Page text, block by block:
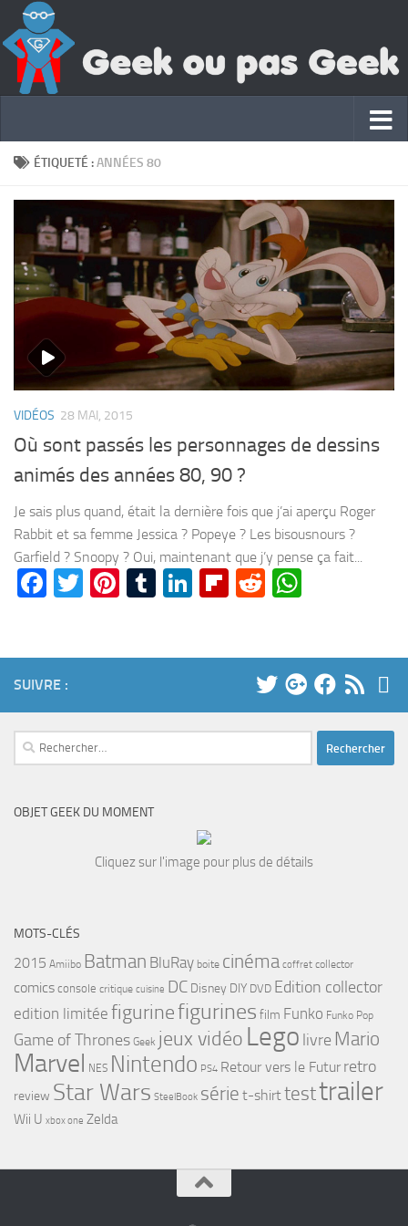
ÉTIQUETÉ :ANNÉES 80
VIDÉOS 28 MAI, 2015
Où sont passés les personnages de dessins
animés des années 80, 90 ?
Je sais plus quand, était la dernière fois que j’ai aperçu Roger
Rabbit et sa femme Jessica ? Popeye ? Les bisousnours ?
Garfield ? Snoopy ? Oui, maintenant que j’y pense ça fait...
Facebook
TwitterPinterest
TumblrLinkedIn
Flipboard
Reddit
SUIVRE :
Rechercher :
OBJET GEEK DU MOMENT
Cliquez sur l'image pour plus de détails
MOTS-CLÉS
2015 Amiibo Batman BluRay boite cinéma coffret collector
comics console critique cuisine DC Disney DIY DVD Edition collector
edition limitée figurinefigurines film Funko Funko Pop
Game of Thrones Geek jeux vidéo Lego livre Mario
Marvel NES Nintendo PS4 Retour vers le Futur retro
review Star Wars SteelBook série t-shirttesttrailer
Wii U xbox one Zelda